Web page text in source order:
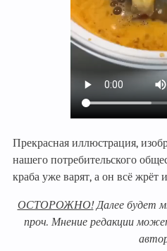
Прекрасная иллюстрация,
нашего потребительского
краба уже варят, а он всё жрёт
ОСТОРОЖНО!Далее будет
проч. Мнение редакции